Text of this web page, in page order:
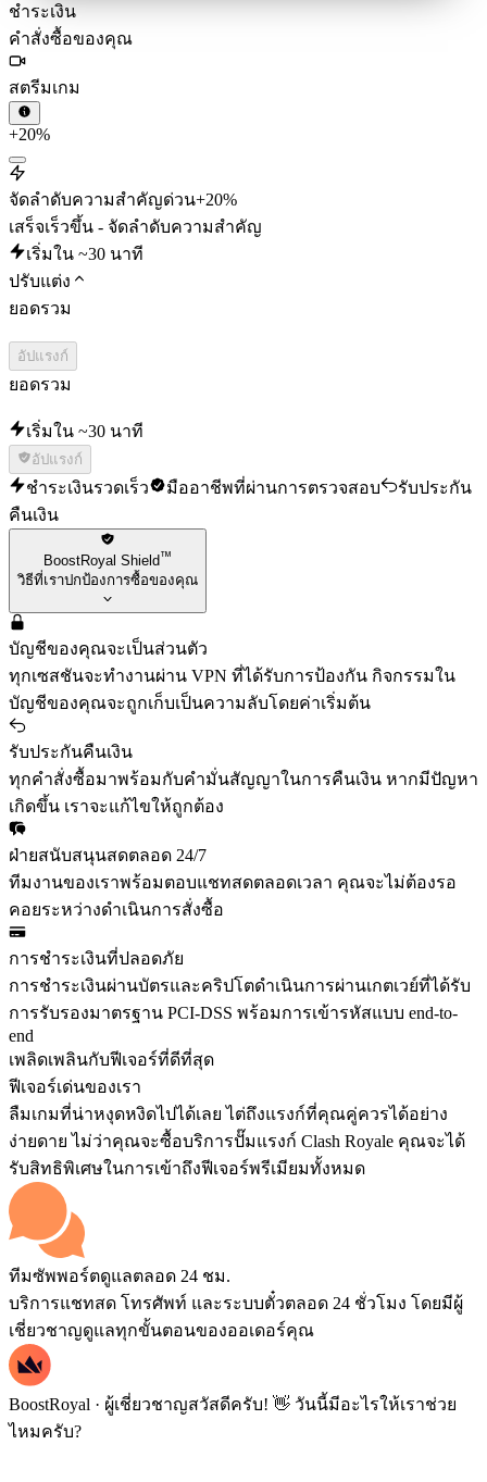
ชำระเงิน
คำสั่งซื้อของคุณ
สตรีมเกม
+20%
จัดลำดับความสำคัญด่วน+20%
เสร็จเร็วขึ้น - จัดลำดับความสำคัญ
เริ่มใน ~30 นาที
ปรับแต่ง
ยอดรวม
อัปแรงก์
ยอดรวม
เริ่มใน ~30 นาที
อัปแรงก์
ชำระเงินรวดเร็ว มืออาชีพที่ผ่านการตรวจสอบ
รับประกัน
คืนเงิน
BoostRoyal Shield™
วิธีที่เราปกป้องการซื้อของคุณ
บัญชีของคุณจะเป็นส่วนตัว
ทุกเซสชันจะทำงานผ่าน VPN ที่ได้รับการป้องกัน กิจกรรมใน
บัญชีของคุณจะถูกเก็บเป็นความลับโดยค่าเริ่มต้น
รับประกันคืนเงิน
ทุกคำสั่งซื้อมาพร้อมกับคำมั่นสัญญาในการคืนเงิน หากมีปัญหา
เกิดขึ้น เราจะแก้ไขให้ถูกต้อง
ฝ่ายสนับสนุนสดตลอด 24/7
ทีมงานของเราพร้อมตอบแชทสดตลอดเวลา คุณจะไม่ต้องรอ
คอยระหว่างดำเนินการสั่งซื้อ
การชำระเงินที่ปลอดภัย
การชำระเงินผ่านบัตรและคริปโตดำเนินการผ่านเกตเวย์ที่ได้รับ
การรับรองมาตรฐาน PCI-DSS พร้อมการเข้ารหัสแบบ end-to-
end
เพลิดเพลินกับฟีเจอร์ที่ดีที่สุด
ฟีเจอร์เด่นของเรา
ลืมเกมที่น่าหงุดหงิดไปได้เลย ไต่ถึงแรงก์ที่คุณคู่ควรได้อย่าง
ง่ายดาย ไม่ว่าคุณจะซื้อบริการปั๊มแรงก์ Clash Royale คุณจะได้
รับสิทธิพิเศษในการเข้าถึงฟีเจอร์พรีเมียมทั้งหมด
ทีมซัพพอร์ตดูแลตลอด 24 ชม.
บริการแชทสด โทรศัพท์ และระบบตั๋วตลอด 24 ชั่วโมง โดยมีผู้
เชี่ยวชาญดูแลทุกขั้นตอนของออเดอร์คุณ
BoostRoyal · ผู้เชี่ยวชาญสวัสดีครับ! 👋 วันนี้มีอะไรให้เราช่วย
ไหมครับ?